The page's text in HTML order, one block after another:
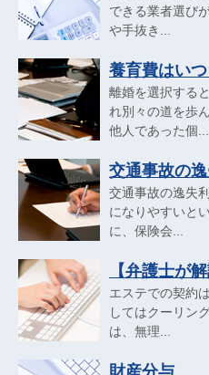
できる業者選び
や手抜き...
養育費はい
離婚を選択する
れ別々の道を歩
他人であった個...
交通事故の
交通事故の逸失
になりやすいと
に、保険会...
【弁護士が
エステでの契約
してはクーリン
は、無理...
財産分与